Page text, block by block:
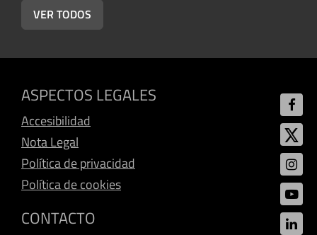
VER TODOS
ASPECTOS LEGALES
Accesibilidad
Nota Legal
Política de privacidad
Política de cookies
CONTACTO